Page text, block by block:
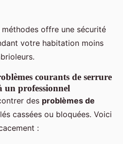
offre une sécurité
votre habitation moins
courants de serrure
un professionnel
des problèmes de
cassées ou bloquées. Voici
: